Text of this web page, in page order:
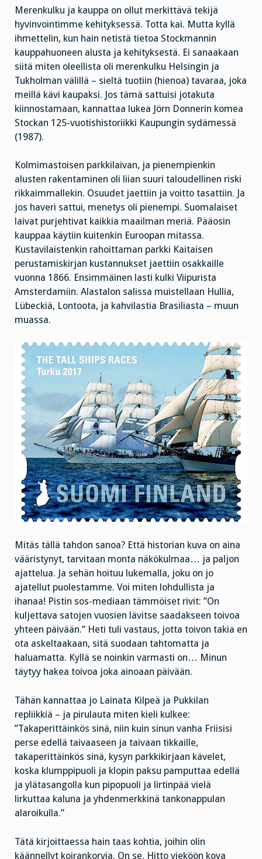
Merenkulku ja kauppa on ollut merkittävä tekijä
hyvinvointimme kehityksessä. Totta kai. Mutta kyllä
ihmettelin, kun hain netistä tietoa Stockmannin
kauppahuoneen alusta ja kehityksestä. Ei sanaakaan
siitä miten oleellista oli merenkulku Helsingin ja
Tukholman välillä – sieltä tuotiin (hienoa) tavaraa, joka
meillä kävi kaupaksi. Jos tämä sattuisi jotakuta
kiinnostamaan, kannattaa lukea Jörn Donnerin komea
Stockan 125-vuotishistoriikki Kaupungin sydämessä
(1987).
Kolmimastoisen parkkilaivan, ja pienempienkin
alusten rakentaminen oli liian suuri taloudellinen riski
rikkaimmallekin. Osuudet jaettiin ja voitto tasattiin. Ja
jos haveri sattui, menetys oli pienempi. Suomalaiset
laivat purjehtivat kaikkia maailman meriä. Pääosin
kauppaa käytiin kuitenkin Euroopan mitassa.
Kustavilaistenkin rahoittaman parkki Kaitaisen
perustamiskirjan kustannukset jaettiin osakkaille
vuonna 1866. Ensimmäinen lasti kulki Viipurista
Amsterdamiin. Alastalon salissa muistellaan Hullia,
Lübeckiä, Lontoota, ja kahvilastia Brasiliasta – muun
muassa.
Mitäs tällä tahdon sanoa? Että historian kuva on aina
vääristynyt, tarvitaan monta näkökulmaa… ja paljon
ajattelua. Ja sehän hoituu lukemalla, joku on jo
ajatellut puolestamme. Voi miten lohdullista ja
ihanaa! Pistin sos-mediaan tämmöiset rivit: ”On
kuljettava satojen vuosien lävitse saadakseen toivoa
yhteen päivään.” Heti tuli vastaus, jotta toivon takia en
ota askeltaakaan, sitä suodaan tahtomatta ja
haluamatta. Kyllä se noinkin varmasti on… Minun
täytyy hakea toivoa joka ainoaan päivään.
Tähän kannattaa jo Lainata Kilpeä ja Pukkilan
repliikkiä – ja pirulauta miten kieli kulkee:
”Takaperittäinkös sinä, niin kuin sinun vanha Friisisi
perse edellä taivaaseen ja taivaan tikkaille,
takaperittäinkös sinä, kysyn parkkikirjaan kävelet,
koska klumppipuoli ja klopin paksu pamputtaa edellä
ja ylätasangolla kun pipopuoli ja lirtinpää vielä
lirkuttaa kaluna ja yhdenmerkkinä tankonappulan
alaroikulla.”
Tätä kirjoittaessa hain taas kohtia, joihin olin
käännellyt koirankorvia. On se. Hitto vieköön kova